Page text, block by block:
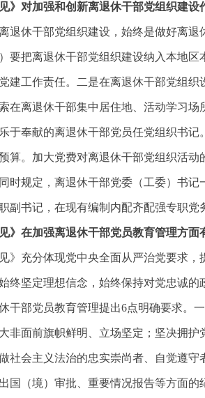
》对加强和创新离退休干部党组织建设
退休干部党组织建设，始终是做好离退
要把离退休干部党组织建设纳入本地
建工作责任。二是在离退休干部党组
在离退休干部集中居住地、活动学习
于奉献的离退休干部党员任党组织书
算。加大党费对离退休干部党组织活
时规定，离退休干部党委（工委）书
副书记，在现有编制内配齐配强专职党
》在加强离退休干部党员教育管理方面
》充分体现党中央全面从严治党要求，
终坚定理想信念，始终保持对党忠诚
干部党员教育管理提出6点明确要求。
非面前旗帜鲜明、立场坚定；坚决拥
社会主义法治的忠实崇尚者、自觉遵
国（境）审批、重要情况报告等方面